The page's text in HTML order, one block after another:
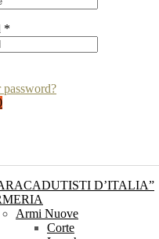
*
D’ITALIA”
Armi Nuove
Corte